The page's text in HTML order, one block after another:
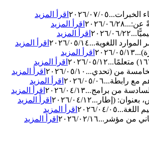
الخبرات...٢٠٢٦/٠٧/٠٥ اقرأ المزيد
عن:...٢٠٢٦/٠٦/٢٨ اقرأ المزيد
٢٠٢٦/٠٦/٢٢ اقرأ المزيد
اللغوية...٢٠٢٦/٠٥/١٤ اقرأ المزيد
٢٠٢٦/٠٥/١٣ اقرأ المزيد
٢٠٢٦/٠٥/١٢ اقرأ المزيد
من (تحدي... ٢٠٢٦/٠٥/١٠ اقرأ المزيد
مع رابطة...٢٠٢٦/٠٥/٠٦ اقرأ المزيد
من برامج...٢٠٢٦/٠٤/١٣ اقرأ المزيد
بعنوان: (إطار...٢٠٢٦/٠٤/١٢ اقرأ المزيد
اللغة...٢٠٢٦/٠٤/٠٥ اقرأ المزيد
من مؤشر...٢٠٢٦/٠٢/١٦ اقرأ المزيد